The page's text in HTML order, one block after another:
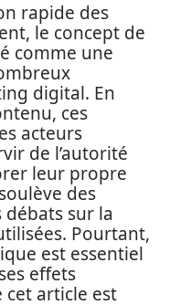
rapide des
le concept de
comme une
digital. En
ces
acteurs
de l’autorité
leur propre
des
sur la
Pourtant,
est essentiel
effets
cet article est